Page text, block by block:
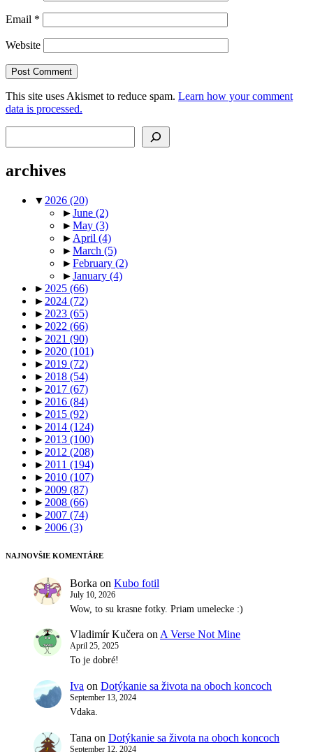
Email *
Website
This site uses Akismet to reduce spam. Learn how your comment
data is processed.
archives
▼ 2026 (20)
►June (2)
►May (3)
► April (4)
►March (5)
►February (2)
►January (4)
► 2025 (66)
► 2024 (72)
► 2023 (65)
► 2022 (66)
► 2021 (90)
► 2020 (101)
► 2019 (72)
► 2018 (54)
► 2017 (67)
► 2016 (84)
► 2015 (92)
► 2014 (124)
► 2013 (100)
► 2012 (208)
► 2011 (194)
► 2010 (107)
► 2009 (87)
► 2008 (66)
► 2007 (74)
► 2006 (3)
NAJNOVŠIE KOMENTÁRE
Borka on Kubo fotil
July 10, 2026
Wow, to su krasne fotky. Priam umelecke :)
Vladimír Kučera on A Verse Not Mine
April 25, 2025
To je dobré!
Iva on Dotýkanie sa života na oboch koncoch
September 13, 2024
Vdaka.
Tana on Dotýkanie sa života na oboch koncoch
September 12, 2024